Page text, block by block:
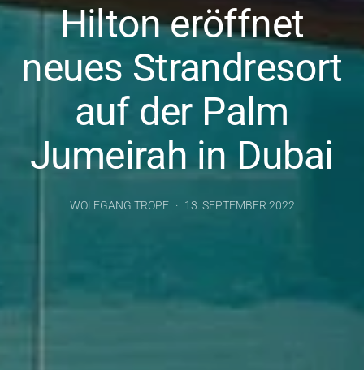
Hilton eröffnet
neues Strandresort
auf der Palm
Jumeirah in Dubai
WOLFGANG TROPF 13. SEPTEMBER 2022